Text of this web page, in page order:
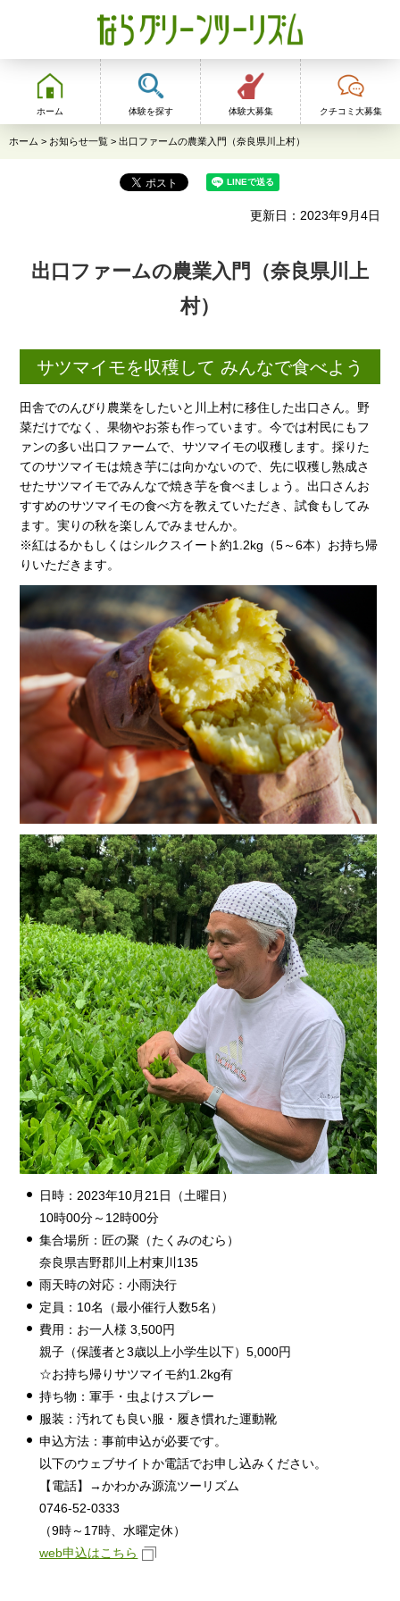
ならグリーンツーリ
ズム
ホーム 体験を探す 体験大募集 クチコミ大募集
ホーム > お知らせ一覧 > 出口ファームの農業入門（奈良県川上村）
更新日：2023年9月4日
出口ファームの農業入門（奈良県川上
村）
サツマイモを収穫して みんなで食べよう
田舎でのんびり農業をしたいと川上村に移住した出口さん。野
菜だけでなく、果物やお茶も作っています。今では村民にもフ
ァンの多い出口ファームで、サツマイモの収穫します。採りた
てのサツマイモは焼き芋には向かないので、先に収穫し熟成さ
せたサツマイモでみんなで焼き芋を食べましょう。出口さんお
すすめのサツマイモの食べ方を教えていただき、試食もしてみ
ます。実りの秋を楽しんでみませんか。
※紅はるかもしくはシルクスイート約1.2kg（5～6本）お持ち帰
りいただきます。
日時：2023年10月21日（土曜日）
10時00分～12時00分
集合場所：匠の聚（たくみのむら）
奈良県吉野郡川上村東川135
雨天時の対応：小雨決行
定員：10名（最小催行人数5名）
費用：お一人様 3,500円
親子（保護者と3歳以上小学生以下）5,000円
☆お持ち帰りサツマイモ約1.2kg有
持ち物：軍手・虫よけスプレー
服装：汚れても良い服・履き慣れた運動靴
申込方法：事前申込が必要です。
以下のウェブサイトか電話でお申し込みください。
【電話】→かわかみ源流ツーリズム
0746-52-0333
（9時～17時、水曜定休）
web申込はこちら